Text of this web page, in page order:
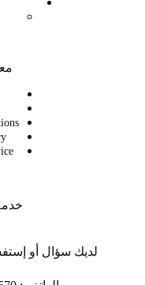
لديك سؤال أو